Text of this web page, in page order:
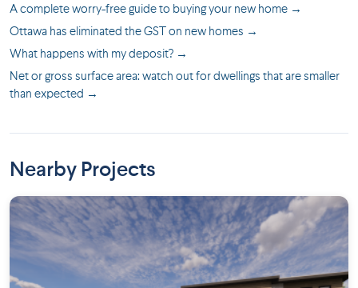
A complete worry-free guide to buying your new home →
Ottawa has eliminated the GST on new homes →
What happens with my deposit? →
Net or gross surface area: watch out for dwellings that are smaller
than expected →
Nearby Projects